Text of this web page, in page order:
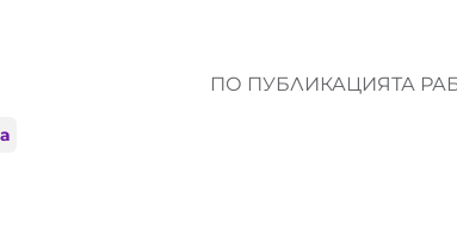
ПО ПУБЛИКАЦИЯТА